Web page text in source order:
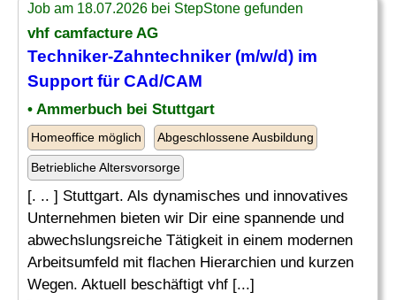
Job am 18.07.2026 bei StepStone gefunden
vhf camfacture AG
Techniker-Zahntechniker (m/w/d) im
Support für CAd/CAM
• Ammerbuch bei Stuttgart
Homeoffice möglich Abgeschlossene Ausbildung
Betriebliche Altersvorsorge
[. .. ] Stuttgart. Als dynamisches und innovatives
Unternehmen bieten wir Dir eine spannende und
abwechslungsreiche Tätigkeit in einem modernen
Arbeitsumfeld mit flachen Hierarchien und kurzen
Wegen. Aktuell beschäftigt vhf [...]